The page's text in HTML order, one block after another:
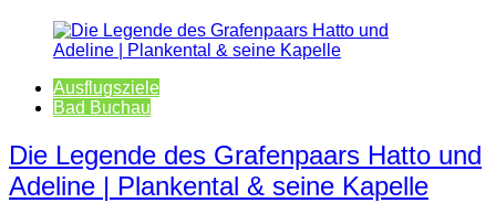
Ausflugsziele
Bad Buchau
Die Legende des Grafenpaars Hatto und
Adeline | Plankental & seine Kapelle